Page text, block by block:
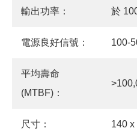
輸出功率： 於
電源良好信號： 100-
平均壽命
(MTBF)：
尺寸： 140 x